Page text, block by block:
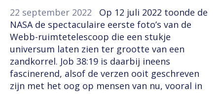
22 september 2022
Op 12 juli 2022 toonde de
NASA de spectaculaire eerste foto’s van de
Webb-ruimtetelescoop die een stukje
universum laten zien ter grootte van een
zandkorrel. Job 38:19 is daarbij ineens
fascinerend, alsof de verzen ooit geschreven
zijn met het oog op mensen van nu, vooral in